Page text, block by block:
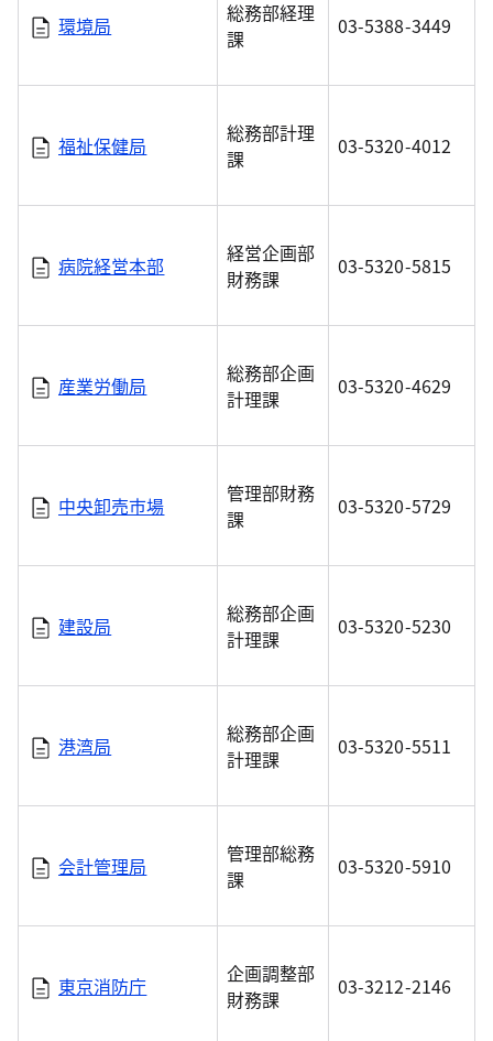
環境局
総務部経理
課
03-5388-3449
福祉保健局
総務部計理
課
03-5320-4012
病院経営本部
経営企画部
財務課
03-5320-5815
産業労働局
総務部企画
計理課
03-5320-4629
中央卸売市場
管理部財務
課
03-5320-5729
建設局
総務部企画
計理課
03-5320-5230
港湾局
総務部企画
計理課
03-5320-5511
会計管理局
管理部総務
課
03-5320-5910
東京消防庁
企画調整部
財務課
03-3212-2146